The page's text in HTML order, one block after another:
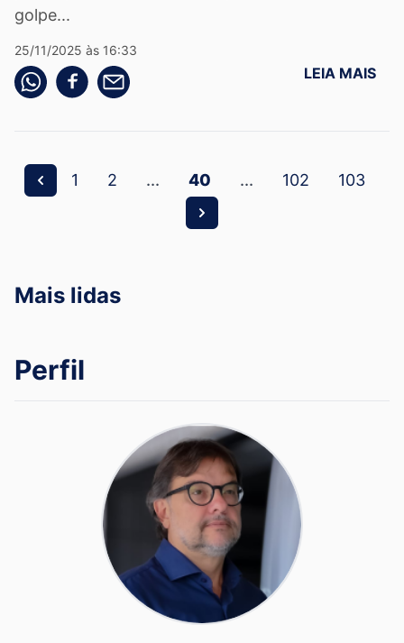
golpe...
25/11/2025 às 16:33
Compartilhe pelo whatsapp
Compartilhar no facebook
Compartilhe pelo email LEIA MAIS
1 2 ... 40 ... 102 103
Mais lidas
Perfil